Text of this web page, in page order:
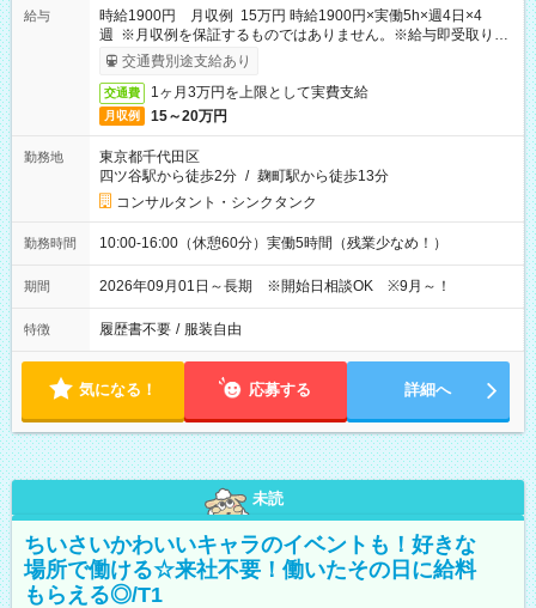
給与
時給1900円 月収例 15万円 時給1900円×実働5h×週4日×4
週 ※月収例を保証するものではありません。※給与即受取りサ
ービス利用可（利用条件有）
交通費別途支給あり
交通費 1ヶ月3万円を上限として実費支給
月収例 15～20万円
勤務地
東京都千代田区
四ツ谷駅から徒歩2分 / 麹町駅から徒歩13分
コンサルタント・シンクタンク
勤務時間 10:00-16:00（休憩60分）実働5時間（残業少なめ！）
期間 2026年09月01日～長期 ※開始日相談OK ※9月～！
特徴 履歴書不要 / 服装自由
気になる！ 応募する 詳細へ
未読
ちいさいかわいいキャラのイベントも！好きな
場所で働ける☆来社不要！働いたその日に給料
もらえる◎/T1